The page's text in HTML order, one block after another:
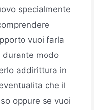
specialmente
vuoi farla
durante modo
addirittura in
che il
oppure se vuoi